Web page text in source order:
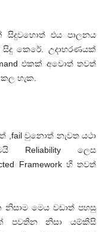
සිදුවහොත් එය පාලනය
කෙරේ. උදාහරණයක්
එකක් අවොත් තවත්
හැක.
,fail වුනොත් නැවත යථා
Reliability ලෙස
Framework හි තවත්
නිසාම මෙය වඩාත් පහසු
පවතින නිසා යම්කිසි